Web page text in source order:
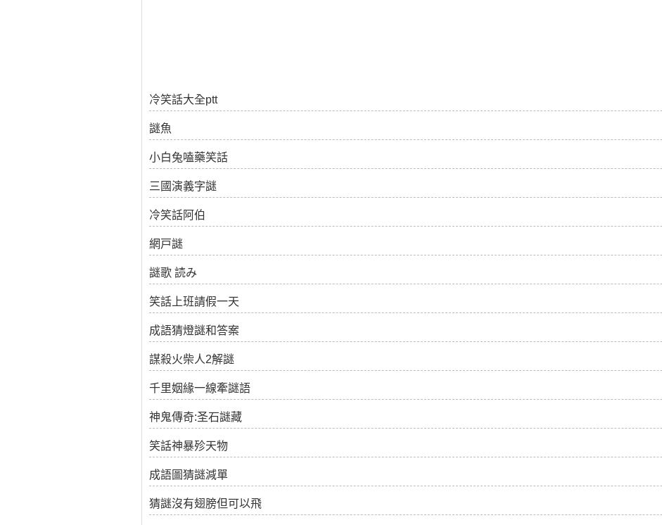
冷笑話大全ptt
謎魚
小白兔嗑藥笑話
三國演義字謎
冷笑話阿伯
網戸謎
謎歌 読み
笑話上班請假一天
成語猜燈謎和答案
謀殺火柴人2解謎
千里姻緣一線牽謎語
神鬼傳奇:圣石謎藏
笑話神暴殄天物
成語圖猜謎減單
猜謎沒有翅膀但可以飛